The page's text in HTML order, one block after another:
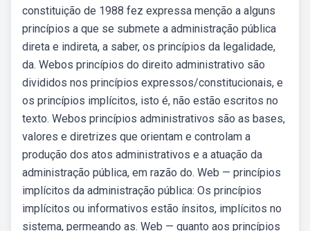
constituição de 1988 fez expressa menção a alguns
princípios a que se submete a administração pública
direta e indireta, a saber, os princípios da legalidade,
da. Webos princípios do direito administrativo são
divididos nos princípios expressos/constitucionais, e
os princípios implícitos, isto é, não estão escritos no
texto. Webos princípios administrativos são as bases,
valores e diretrizes que orientam e controlam a
produção dos atos administrativos e a atuação da
administração pública, em razão do. Web — princípios
implícitos da administração pública: Os princípios
implícitos ou informativos estão ínsitos, implícitos no
sistema, permeando as. Web — quanto aos princípios